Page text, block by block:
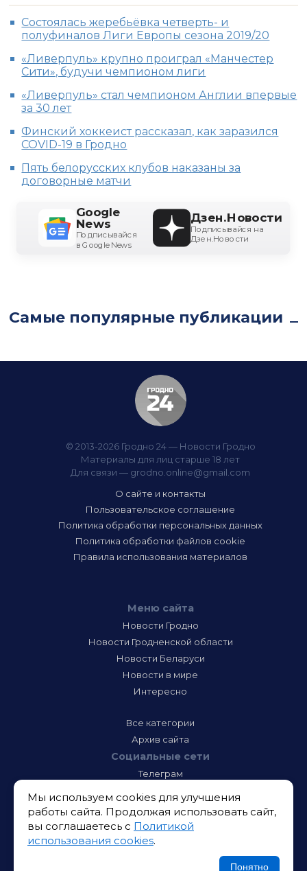
Состоялась жеребьёвка четверть- и
полуфиналов Лиги Европы сезона 2019/20
«Ливерпуль» крупно проиграл «Манчестер
Сити», будучи чемпионом лиги
«Ливерпуль» стал чемпионом Англии впервые
за 30 лет
Финский хоккеист рассказал, как заразился
COVID-19 в Гродно
Пять белорусских клубов наказаны за
договорные матчи
Google
News
Подписывайся
в Google News
Дзен.Новости
Подписывайся на
Дзен.Новости
Самые популярные публикации
© 2013-2026 Гродно 24 — Новости Гродно
Материалы для лиц старше 18 лет
Для связи — grodno.online@gmail.com
О сайте и контакты
Пользовательское соглашение
Политика обработки персональных данных
Политика обработки файлов cookie
Правила использования материалов
Меню сайта
Новости Гродно
Новости Гродненской области
Новости Беларуси
Новости в мире
Интересно
Все категории
Архив сайта
Социальные сети
Телеграм
Инстаграм
Тик-Ток
Одноклассники
ВК
Мы используем cookies для улучшения
работы сайта. Продолжая использовать сайт,
вы соглашаетесь с Политикой
использования cookies.
Понятно